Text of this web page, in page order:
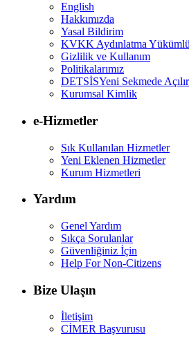
English
Hakkımızda
Yasal Bildirim
KVKK Aydınlatma
Gizlilik ve Kullanım
Politikalarımız
DETSİSYeni Sekmede Açılır
Kurumsal Kimlik
e-Hizmetler
Sık Kullanılan Hizmetler
Yeni Eklenen Hizmetler
Kurum Hizmetleri
Yardım
Genel Yardım
Sıkça Sorulanlar
Güvenliğiniz İçin
Help For Non-Citizens
Bize Ulaşın
İletişim
CİMER Başvurusu